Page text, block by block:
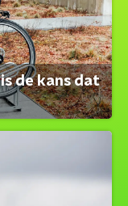
de kans dat